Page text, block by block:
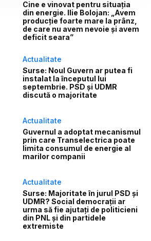
Cine e vinovat pentru situația
din energie. Ilie Bolojan: „Avem
producție foarte mare la prânz,
de care nu avem nevoie și avem
deficit seara”
Actualitate
Surse: Noul Guvern ar putea fi
instalat la începutul lui
septembrie. PSD și UDMR
discută o majoritate
Actualitate
Guvernul a adoptat mecanismul
prin care Transelectrica poate
limita consumul de energie al
marilor companii
Actualitate
Surse: Majoritate în jurul PSD și
UDMR? Social democrații ar
urma să fie ajutați de politicieni
din PNL și din partidele
extremiste